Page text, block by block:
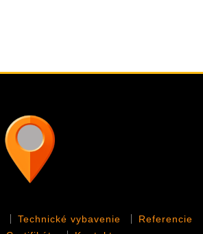
Technické vybavenie
Referencie